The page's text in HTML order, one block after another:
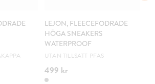
LEJON, FLEECEFODRADE
HÖGA SNEAKERS
WATERPROOF
UTAN TILLSATT PFAS
499 kr